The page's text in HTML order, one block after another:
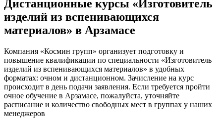
Дистанционные курсы «Изготовитель
изделий из вспенивающихся
материалов» в Арзамасе
Компания «Космин групп» организует подготовку и
повышение квалификации по специальности «Изготовитель
изделий из вспенивающихся материалов» в удобных
форматах: очном и дистанционном. Зачисление на курс
происходит в день подачи заявления. Если требуется пройти
очное обучение в Арзамасе, пожалуйста, уточняйте
расписание и количество свободных мест в группах у наших
менеджеров